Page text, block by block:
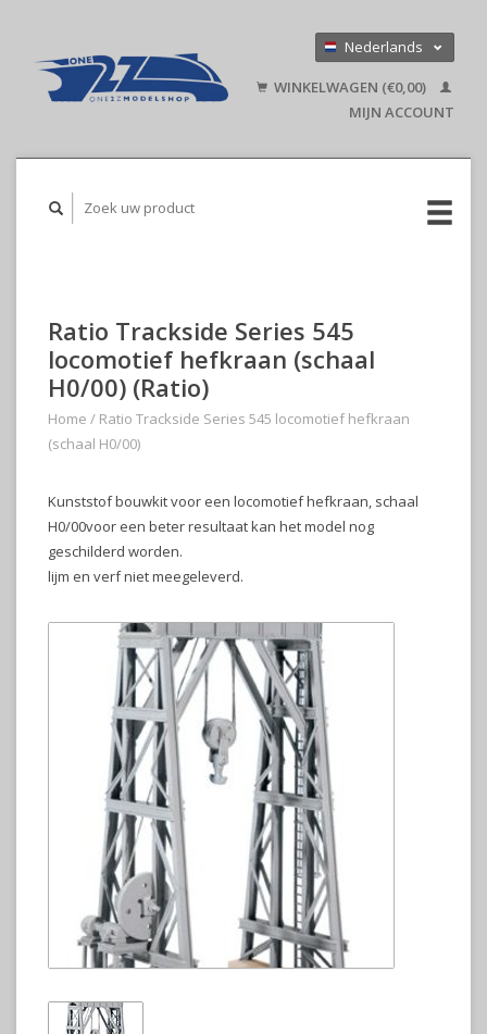
Nederlands
English
WINKELWAGEN (€0,00)
MIJN ACCOUNT
Ratio Trackside Series 545
locomotief hefkraan (schaal
H0/00) (Ratio)
Home / Ratio Trackside Series 545 locomotief hefkraan
(schaal H0/00)
Kunststof bouwkit voor een locomotief hefkraan, schaal
H0/00voor een beter resultaat kan het model nog
geschilderd worden.
lijm en verf niet meegeleverd.